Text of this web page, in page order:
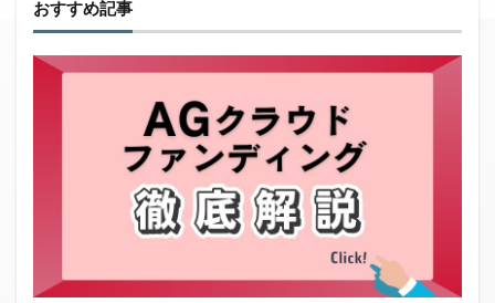
おすすめ記事